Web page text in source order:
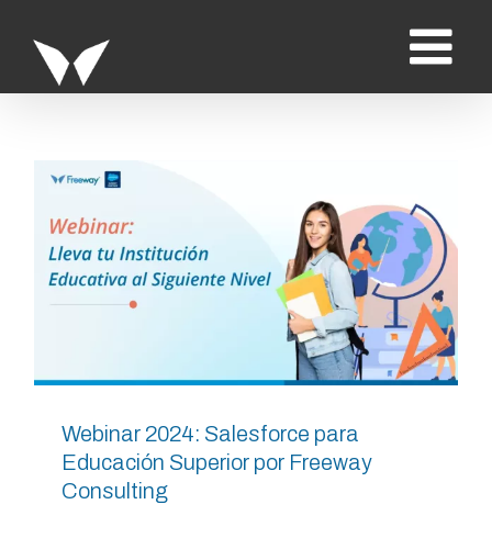
contenido
Webinar 2024: Salesforce para
Educación Superior por Freeway
Consulting